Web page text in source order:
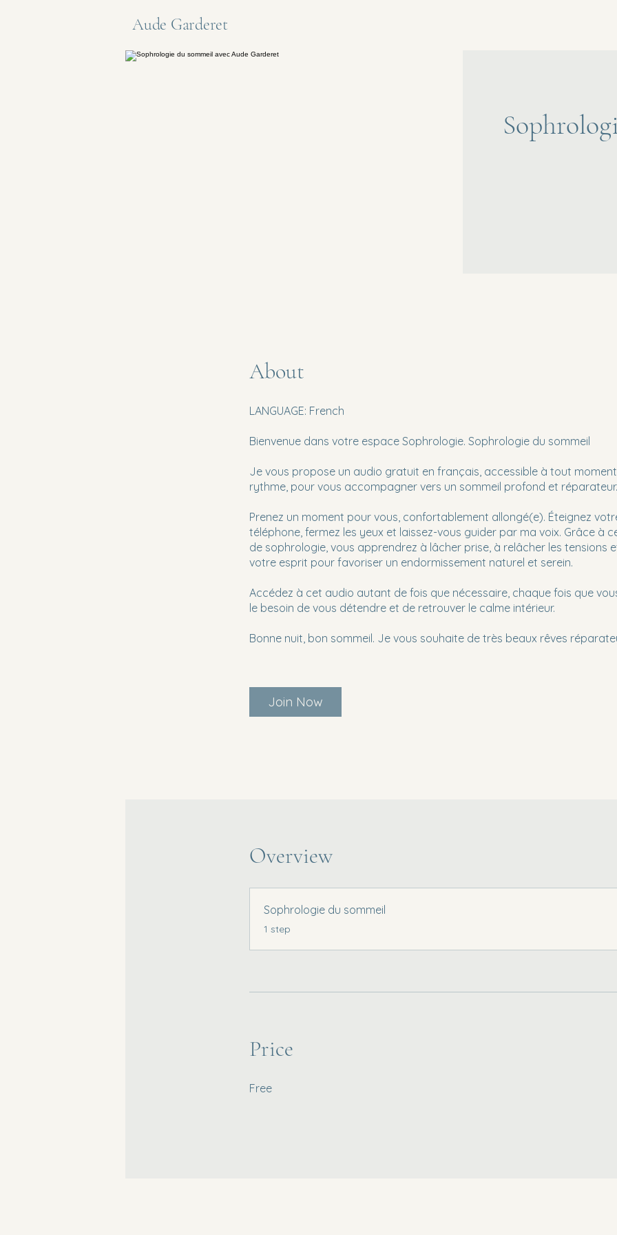
Aude Garderet
About
LANGUAGE: French
Bienvenue dans votre espace Sophrologie. Sophrologie du sommeil
Je vous propose un audio gratuit en français, accessible à tout
rythme, pour vous accompagner vers un sommeil profond et réparateur.
Prenez un moment pour vous, confortablement allongé(e). Éteignez
téléphone, fermez les yeux et laissez-vous guider par ma voix. Grâce à
de sophrologie, vous apprendrez à lâcher prise, à relâcher les tensions
votre esprit pour favoriser un endormissement naturel et serein.
Accédez à cet audio autant de fois que nécessaire, chaque fois que
le besoin de vous détendre et de retrouver le calme intérieur.
Bonne nuit, bon sommeil. Je vous souhaite de très beaux rêves
Join Now
Overview
Sophrologie du sommeil
.1 step
Price
Free